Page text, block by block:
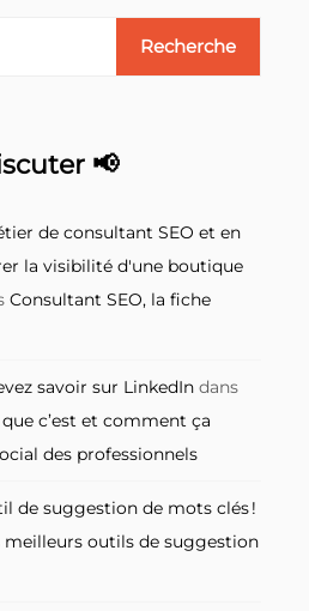
📢
de consultant SEO et en
la visibilité d'une boutique
Consultant SEO, la fiche
savoir sur LinkedIn dans
que c’est et comment ça
des professionnels
de suggestion de mots clés !
meilleurs outils de suggestion